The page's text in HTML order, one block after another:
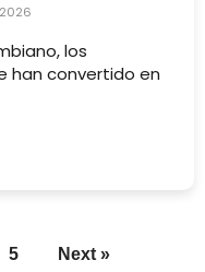
los
han convertido en
5 Next »